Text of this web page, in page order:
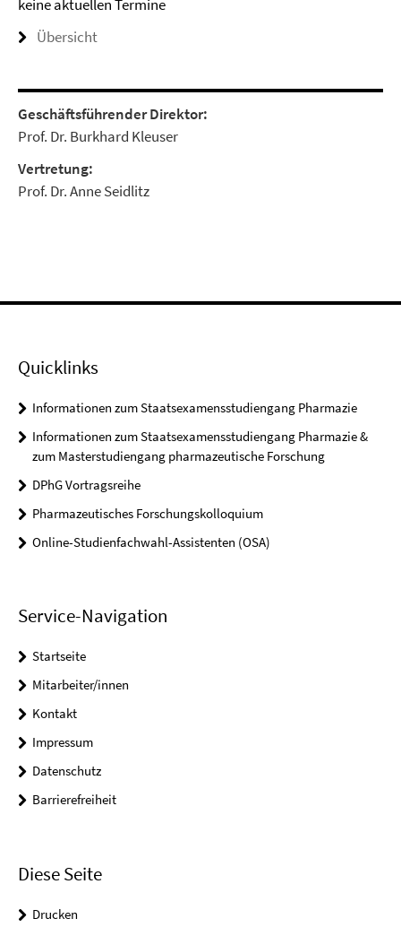
keine aktuellen Termine
Übersicht
Geschäftsführender Direktor:
Prof. Dr. Burkhard Kleuser
Vertretung:
Prof. Dr. Anne Seidlitz
Quicklinks
Informationen zum Staatsexamensstudiengang Pharmazie
Informationen zum Staatsexamensstudiengang Pharmazie &
zum Masterstudiengang pharmazeutische Forschung
DPhG Vortragsreihe
Pharmazeutisches Forschungskolloquium
Online-Studienfachwahl-Assistenten (OSA)
Service-Navigation
Startseite
Mitarbeiter/innen
Kontakt
Impressum
Datenschutz
Barrierefreiheit
Diese Seite
Drucken